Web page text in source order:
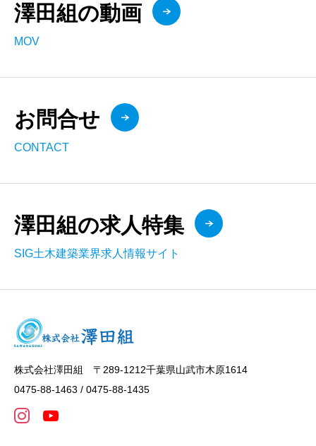
澤田組の動画
MOV
お問合せ
CONTACT
澤田組の求人特集
SIG土木建築業界求人情報サイト
株式会社澤田組 〒289-1212千葉県山武市木原1614
0475-88-1463 / 0475-88-1435